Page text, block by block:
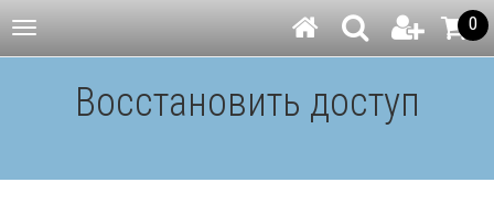
Навигация 0
Восстановить доступ